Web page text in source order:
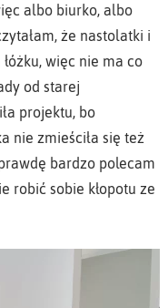
albo biurko, albo
że nastolatki i
więc nie ma co
od starej
projektu, bo
nie zmieściła się też
bardzo polecam
robić sobie kłopotu ze